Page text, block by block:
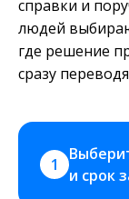
справки и
людей
где решение
сразу
1
и срок